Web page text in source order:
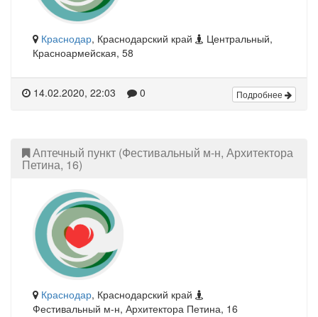
Краснодар, Краснодарский край
Центральный,
Красноармейская, 58
14.02.2020, 22:03 0 Подробнее
Аптечный пункт (Фестивальный м-н, Архитектора
Петина, 16)
Краснодар, Краснодарский край
Фестивальный м-н, Архитектора Петина, 16